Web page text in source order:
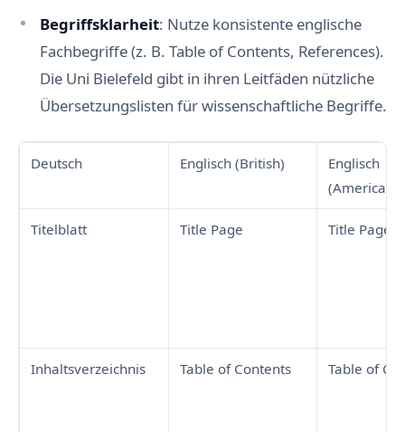
Begriffsklarheit: Nutze konsistente englische
Fachbegriffe (z. B. Table of Contents, References).
Die Uni Bielefeld gibt in ihren Leitfäden nützliche
Übersetzungslisten für wissenschaftliche Begriffe.
Deutsch Englisch (British)
Englisch
(American)
Titelblatt Title Page Title Page
Inhaltsverzeichnis Table of Contents Table of